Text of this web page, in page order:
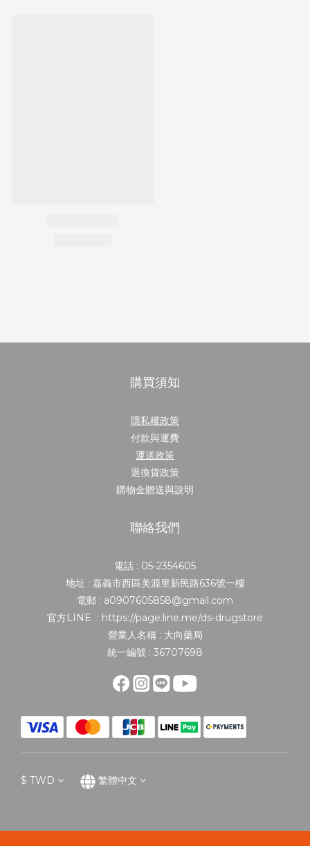
購買須知
隱私權政策
付款與運費
運送政策
退換貨政策
購物金贈送與說明
聯絡我們
電話 : 05-2354605
地址 : 嘉義市西區美源里新民路636號一樓
電郵 : a0907605858@gmail.com
官方LINE : https://page.line.me/ds-drugstore
營業人名稱 : 大向藥局
統一編號 : 36707698
$ TWD 繁體中文